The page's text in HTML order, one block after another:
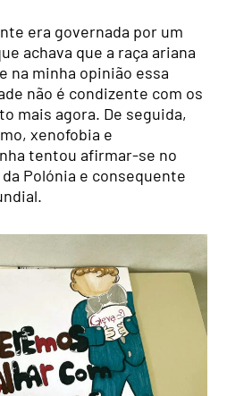
era governada por um
achava que a raça ariana
na minha opinião essa
não é condizente com os
mais agora. De seguida,
xenofobia e
tentou afirmar-se no
Polónia e consequente